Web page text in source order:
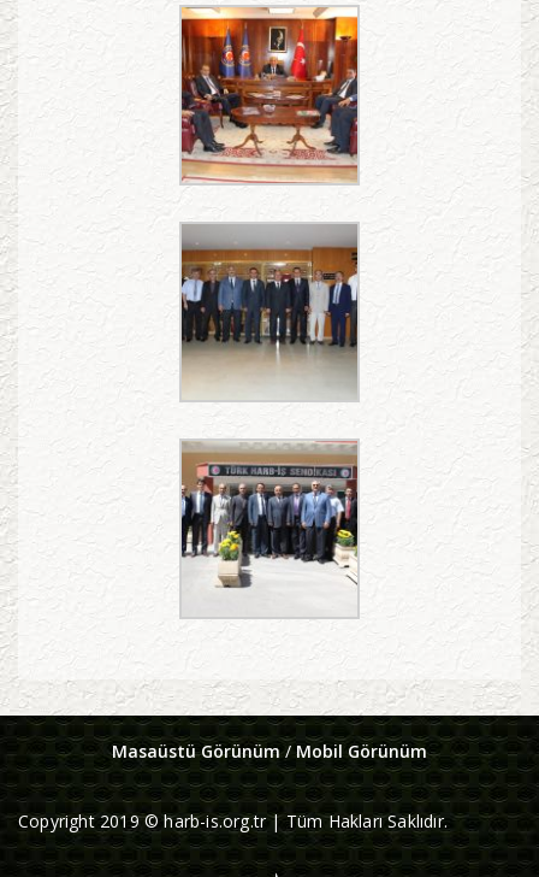
Masaüstü Görünüm/ Mobil Görünüm
Copyright 2019 © harb-is.org.tr | Tüm Hakları Saklıdır.